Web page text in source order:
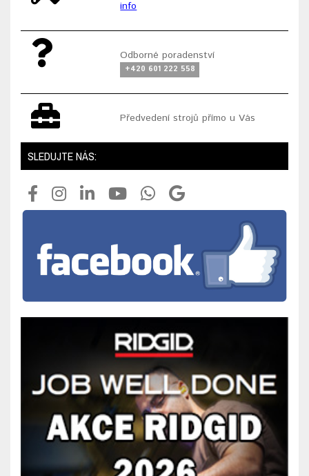
info
Odborné poradenství
+420 601 222 558
Předvedení strojů přímo u Vás
SLEDUJTE NÁS: